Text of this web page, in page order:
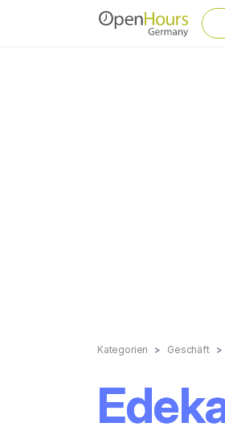
Kategorien Geschäft